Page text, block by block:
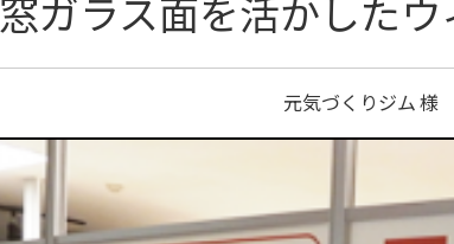
窓ガラス面を活かした
元気づくりジム 様